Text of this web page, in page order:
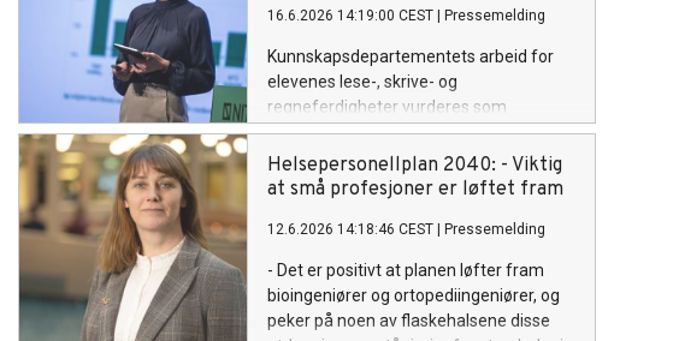
16.6.2026 14:19:00 CEST Pressemelding
Kunnskapsdepartementets arbeid for
elevenes lese-, skrive- og
regneferdigheter vurderes som
«kritikkverdig» av Riksrevisjonen. – For
NITO er funnene gjenkjennelige og
alvorlige, sier visepresident Safina de
Helsepersonellplan 2040: - Viktig
at små profesjoner er løftet fram
12.6.2026 14:18:46 CEST Pressemelding
- Det er positivt at planen løfter fram
bioingeniører og ortopediingeniører, og
peker på noen av flaskehalsene disse